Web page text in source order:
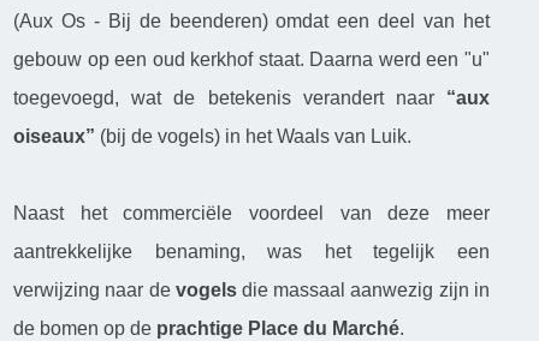
(Aux Os - Bij de beenderen) omdat een deel van het
gebouw op een oud kerkhof staat. Daarna werd een "u"
toegevoegd, wat de betekenis verandert naar“aux
oiseaux” (bij de vogels) in het Waals van Luik.
Naast het commerciële voordeel van deze meer
aantrekkelijke benaming, was het tegelijk een
verwijzing naar de vogelsdie massaal aanwezig zijn in
de bomen op de prachtige Place du Marché.